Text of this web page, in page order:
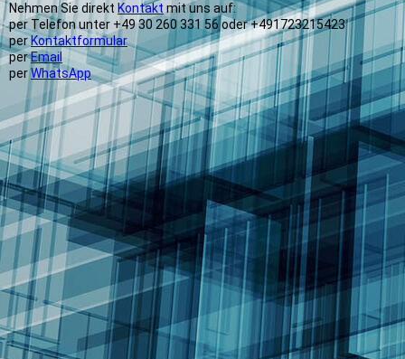
Nehmen Sie direkt Kontakt mit uns auf:
per Telefon unter +49 30 260 331 56 oder +491723215423
perKontaktformular
perEmail
perWhatsApp